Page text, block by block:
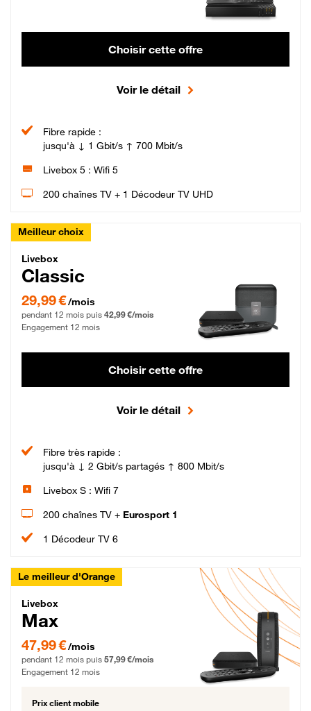
Choisir cette offre
Voir le détail
Fibre rapide :
jusqu'à ↓ 1 Gbit/s ↑ 700 Mbit/s
Livebox 5 : Wifi 5
200 chaînes TV + 1 Décodeur TV UHD
Meilleur choix
Livebox Classic Fibre
Livebox
Classic
29,99 € par mois pendant 12 mois puis 42,99 € par mois, Engagement 12 mois
29,99 €/mois
pendant 12 mois puis 42,99 €/mois
Engagement 12 mois
Choisir cette offre
Voir le détail
Fibre très rapide :
jusqu'à ↓ 2 Gbit/s partagés ↑ 800 Mbit/s
Livebox S : Wifi 7
200 chaînes TV + Eurosport 1
1 Décodeur TV 6
Le meilleur d'Orange
Livebox Max Fibre
Livebox
Max
47,99 € par mois pendant 12 mois puis 57,99 € par mois, Engagement 12 mois
47,99 €/mois
pendant 12 mois puis 57,99 €/mois
Engagement 12 mois
Prix client mobile